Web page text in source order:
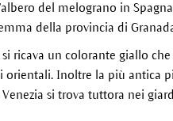
del melograno in
della provincia di
ricava un colorante giallo
Inoltre la più antica
si trova tuttora nei